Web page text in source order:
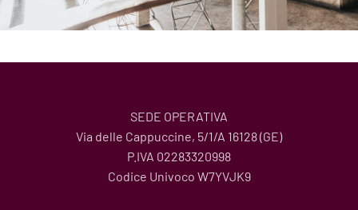
SEDE OPERATIVA
Via delle Cappuccine, 5/1/A 16128 (GE)
P.IVA 02283320998
Codice Univoco W7YVJK9